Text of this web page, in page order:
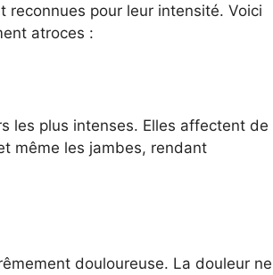
reconnues pour leur intensité. Voici
atroces :
les plus intenses. Elles affectent de
même les jambes, rendant
douloureuse. La douleur ne